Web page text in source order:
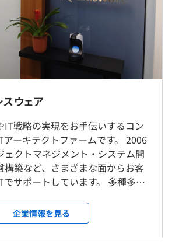
化に向けた基幹システム及びITサー
開発)
効率化を進めるための業務システム
～保守)
規取引に使用する基幹システム開発
ンライン対戦などに使用する基盤構
クラウド移行～保守運用)
実させています！
渡しして、得意と不得意領域を可視化
での勤務となります。常駐先は東京
がある場合を除き通勤時間を踏まえた
す。
が指定する場所
示額を保証するものではありません）
更になる場合があります。
間指定なし）
9時間／月（2023年度実績）
ウェア
戦略の実現をお手伝いするコン
ーキテクトファームです。 2006
ェクトマネジメント・システム開
構築など、さまざまな面からお客
サポートしています。 多種多様
を求められるケースが多いです。
り】 システム基盤構築では、過去
ムを生かし、新たに開発する部分
企業情報を見る